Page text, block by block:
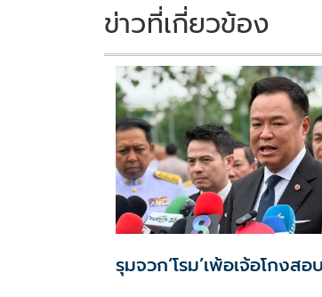
ข่าวที่เกี่ยวข้อง
รุมจวก‘โรม’เพ้อเจ้อโกงสอบ